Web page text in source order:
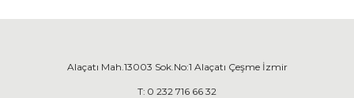
Alaçatı Mah.13003 Sok.No:1 Alaçatı Çeşme İzmir
T: 0 232 716 66 32